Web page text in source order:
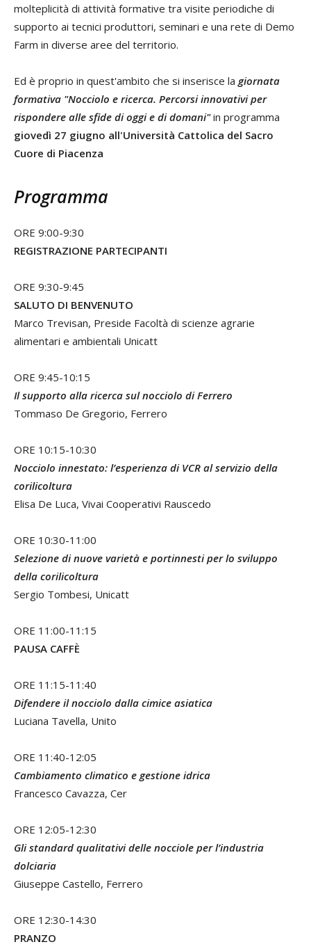
molteplicità di attività formative tra visite periodiche di
supporto ai tecnici produttori, seminari e una rete di Demo
Farm in diverse aree del territorio.
Ed è proprio in quest'ambito che si inserisce la giornata
formativa "Nocciolo e ricerca. Percorsi innovativi per
rispondere alle sfide di oggi e di domani"in programma
giovedì 27 giugno all'Università Cattolica del Sacro
Cuore di Piacenza
Programma
ORE 9:00-9:30
REGISTRAZIONE PARTECIPANTI
ORE 9:30-9:45
SALUTO DI BENVENUTO
Marco Trevisan, Preside Facoltà di scienze agrarie
alimentari e ambientali Unicatt
ORE 9:45-10:15
Il supporto alla ricerca sul nocciolo di Ferrero
Tommaso De Gregorio, Ferrero
ORE 10:15-10:30
Nocciolo innestato: l’esperienza di VCR al servizio della
corilicoltura
Elisa De Luca, Vivai Cooperativi Rauscedo
ORE 10:30-11:00
Selezione di nuove varietà e portinnesti per lo sviluppo
della corilicoltura
Sergio Tombesi, Unicatt
ORE 11:00-11:15
PAUSA CAFFÈ
ORE 11:15-11:40
Difendere il nocciolo dalla cimice asiatica
Luciana Tavella, Unito
ORE 11:40-12:05
Cambiamento climatico e gestione idrica
Francesco Cavazza, Cer
ORE 12:05-12:30
Gli standard qualitativi delle nocciole per l’industria
dolciaria
Giuseppe Castello, Ferrero
ORE 12:30-14:30
PRANZO